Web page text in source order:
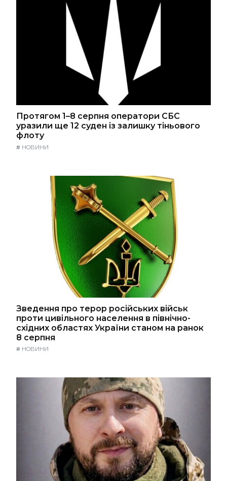
Протягом 1–8 серпня оператори СБС
уразили ще 12 суден із залишку тіньового
флоту
# НОВИНИ
Зведення про терор російських військ
проти цивільного населення в північно-
східних областях України станом на ранок
8 серпня
# НОВИНИ